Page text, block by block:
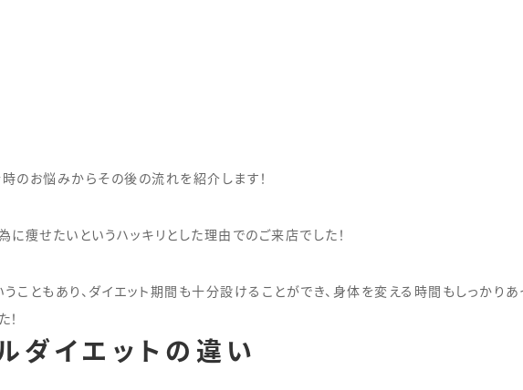
のお悩みからその後の流れを紹介します！
に痩せたいというハッキリとした理由でのご来店でした！
こともあり、ダイエット期間も十分設けることができ、身体を変える時間もしっかりあ
！
ダイエットの違い